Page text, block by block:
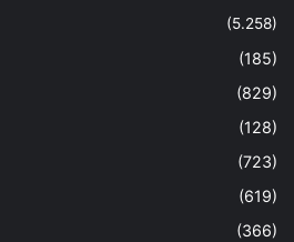
(5.258)
(185)
(829)
(128)
(723)
(619)
(366)